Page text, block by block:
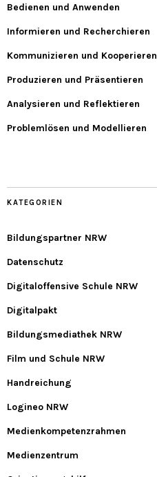
Bedienen und Anwenden
Informieren und Recherchieren
Kommunizieren und Kooperieren
Produzieren und Präsentieren
Analysieren und Reflektieren
Problemlösen und Modellieren
KATEGORIEN
Bildungspartner NRW
Datenschutz
Digitaloffensive Schule NRW
Digitalpakt
Bildungsmediathek NRW
Film und Schule NRW
Handreichung
Logineo NRW
Medienkompetenzrahmen
Medienzentrum